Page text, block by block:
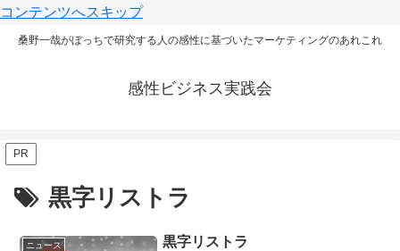
コンテンツへスキップ
桑野一哉がぼっちで研究する人の感性に基づいたマーケティングのあれこれ
感性ビジネス実践会
PR
黒字リストラ
ニュース 黒字リストラ